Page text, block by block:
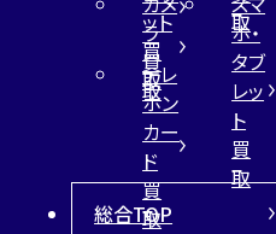
ット
買
取
取
ラ
買
取
ホ・
タブ
レッ
ト
買
取
テレ
ホン
カー
ド
買
取
総合TOP